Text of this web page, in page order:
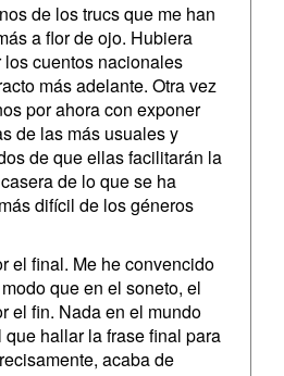
de los trucs que me han
a flor de ojo. Hubiera
cuentos nacionales
más adelante. Otra vez
por ahora con exponer
de las más usuales y
de que ellas facilitarán la
de lo que se ha
difícil de los géneros
el final. Me he convencido
que en el soneto, el
el fin. Nada en el mundo
hallar la frase final para
acaba de